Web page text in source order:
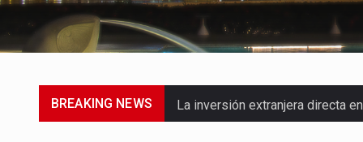
BREAKING NEWS La inversión extranjera directa